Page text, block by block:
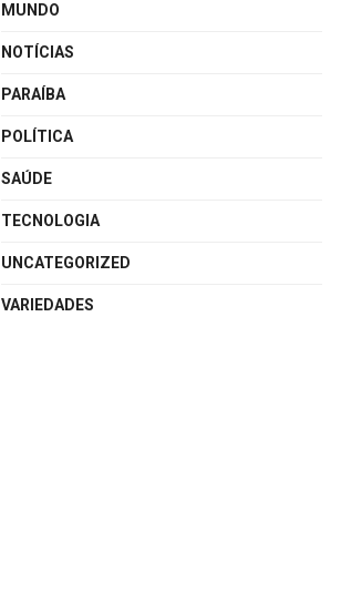
MUNDO
NOTÍCIAS
PARAÍBA
POLÍTICA
SAÚDE
TECNOLOGIA
UNCATEGORIZED
VARIEDADES